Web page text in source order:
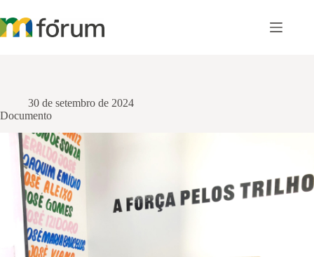
para
o
30 de setembro de 2024
Documento